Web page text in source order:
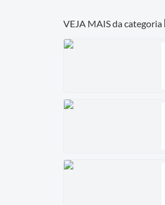
VEJA MAIS da categoria